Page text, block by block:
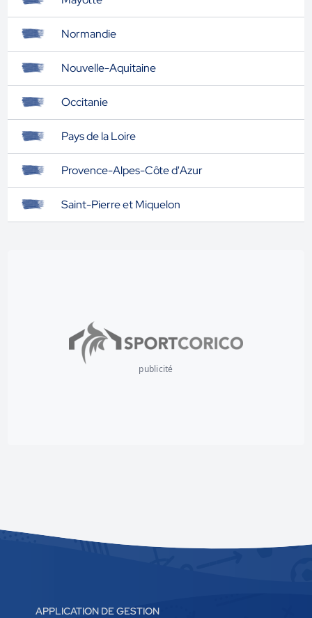
Normandie
Nouvelle-Aquitaine
Occitanie
Pays de la Loire
Provence-Alpes-Côte d'Azur
Saint-Pierre et Miquelon
publicité
APPLICATION DE GESTION